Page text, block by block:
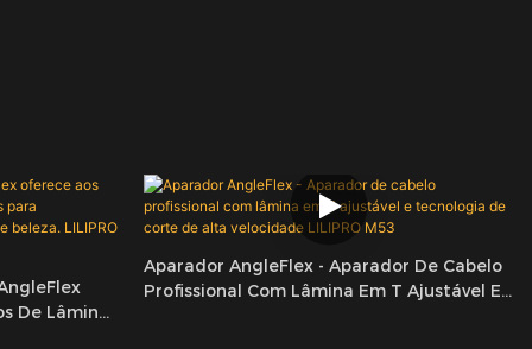
De Lâmina
Aparador AngleFlex - Aparador De Cabelo
Profissional Com Lâmina Em T Ajustável E